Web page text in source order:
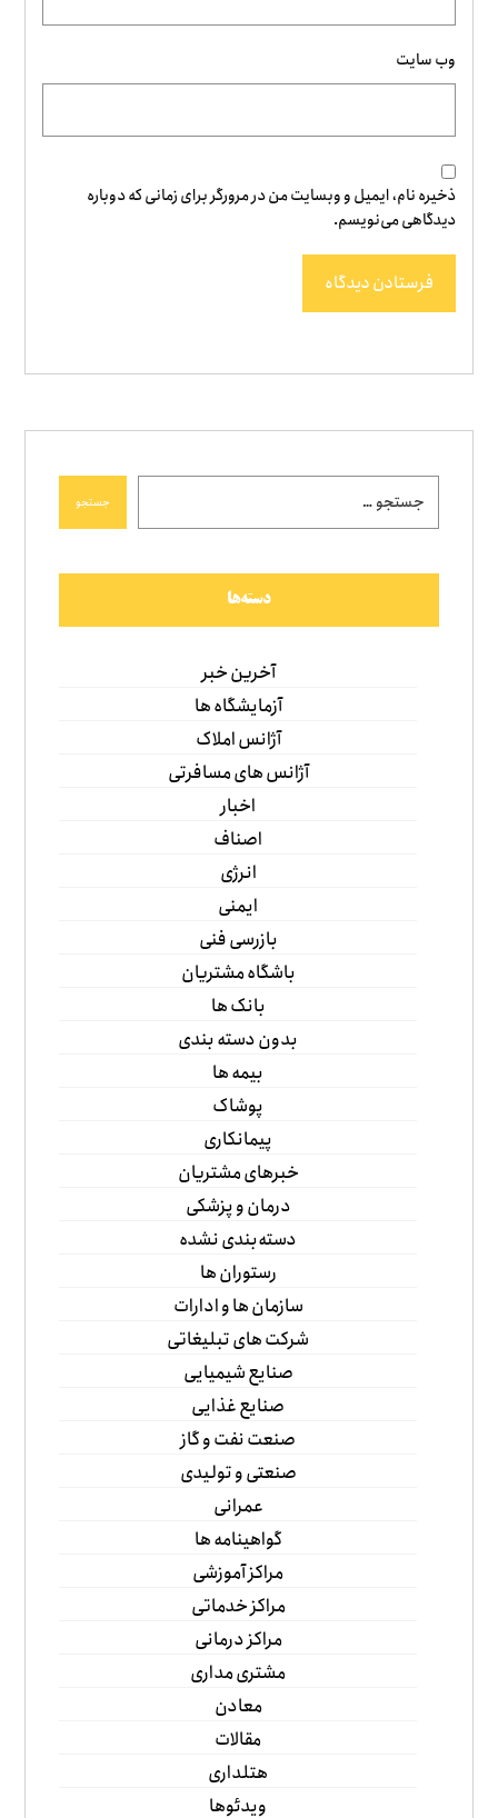
وب‌ سایت
ذخیره نام، ایمیل و وبسایت من در مرورگر برای زمانی که دوباره
دیدگاهی می‌نویسم.
فرستادن دیدگاه
جستجو
دسته‌ها
آخرین خبر
آزمایشگاه ها
آژانس املاک
آژانس های مسافرتی
اخبار
اصناف
انرژی
ایمنی
بازرسی فنی
باشگاه مشتریان
بانک ها
بدون دسته بندی
بیمه ها
پوشاک
پیمانکاری
خبرهای مشتریان
درمان و پزشکی
دسته‌بندی نشده
رستوران ها
سازمان ها و ادارات
شرکت های تبلیغاتی
صنایع شیمیایی
صنایع غذایی
صنعت نفت و گاز
صنعتی و تولیدی
عمرانی
گواهینامه ها
مراکز آموزشی
مراکز خدماتی
مراکز درمانی
مشتری مداری
معادن
مقالات
هتلداری
ویدئوها